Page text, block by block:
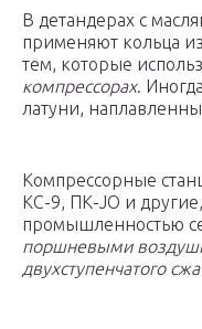
В детандерах с
применяют кольца
тем, которые
компрессорах.
латуни,
Компрессорные
КС-9, ПК-JO и
промышленностью
поршневыми
двухступенчатого